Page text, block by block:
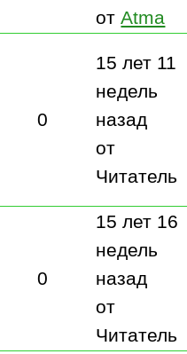
отAtma
0
15 лет 11
недель
назад
от
Читатель
0
15 лет 16
недель
назад
от
Читатель